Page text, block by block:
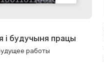
і будучыня працы
работы